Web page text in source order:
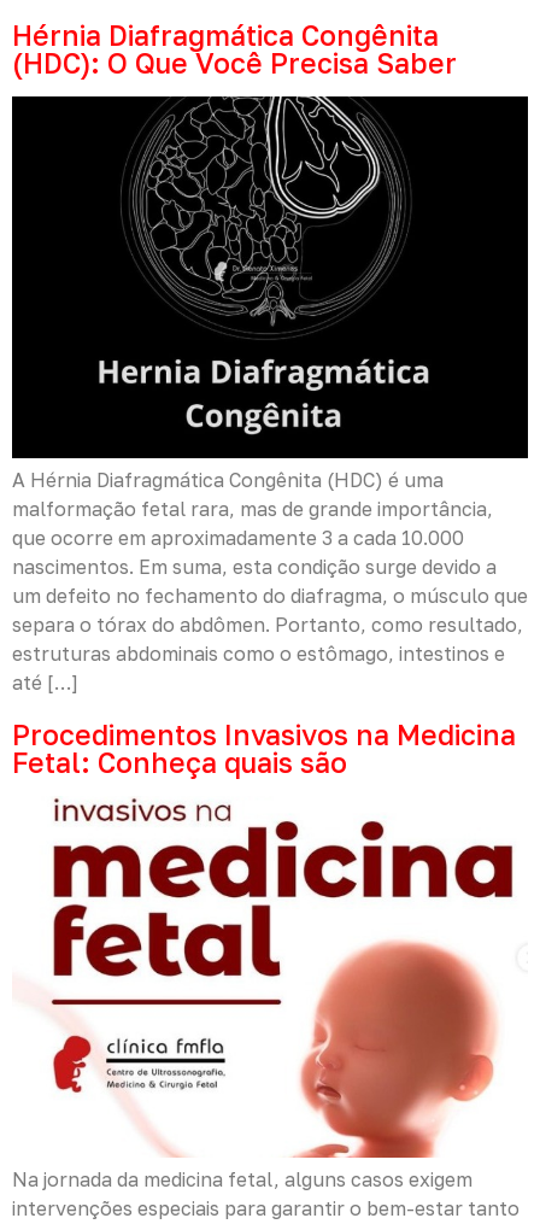
Hérnia Diafragmática Congênita
(HDC): O Que Você Precisa Saber
A Hérnia Diafragmática Congênita (HDC) é uma
malformação fetal rara, mas de grande importância,
que ocorre em aproximadamente 3 a cada 10.000
nascimentos. Em suma, esta condição surge devido a
um defeito no fechamento do diafragma, o músculo que
separa o tórax do abdômen. Portanto, como resultado,
estruturas abdominais como o estômago, intestinos e
até […]
Procedimentos Invasivos na Medicina
Fetal: Conheça quais são
Na jornada da medicina fetal, alguns casos exigem
intervenções especiais para garantir o bem-estar tanto